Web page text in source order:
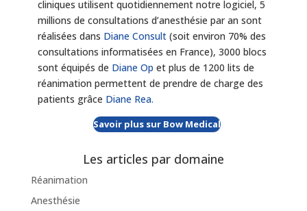
cliniques utilisent quotidiennement notre logiciel, 5
millions de consultations d’anesthésie par an sont
réalisées dans Diane Consult(soit environ 70% des
consultations informatisées en France), 3000 blocs
sont équipés de Diane Op et plus de 1200 lits de
réanimation permettent de prendre de charge des
patients grâce Diane Rea.
Savoir plus sur Bow Medical
Les articles par domaine
Réanimation
Anesthésie